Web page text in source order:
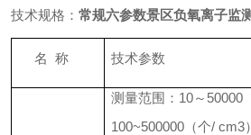
技术规格： 常规六参数景区负氧离子监
名 称 技术参数
测量范围：10～50000
100~500000（个/ cm3）